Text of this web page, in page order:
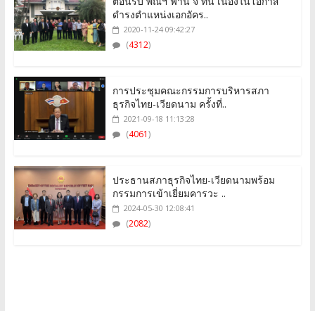
ดำรงตำแหน่งเอกอัคร..
2020-11-24 09:42:27
(4312)
การประชุมคณะกรรมการบริหารสภา
ธุรกิจไทย-เวียดนาม ครั้งที่..
2021-09-18 11:13:28
(4061)
ประธานสภาธุรกิจไทย-เวียดนามพร้อม
กรรมการเข้าเยี่ยมคารวะ ..
2024-05-30 12:08:41
(2082)